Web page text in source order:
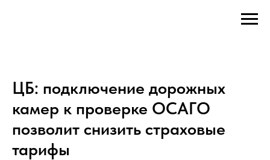
ЦБ: подключение дорожных
камер к проверке ОСАГО
позволит снизить страховые
тарифы